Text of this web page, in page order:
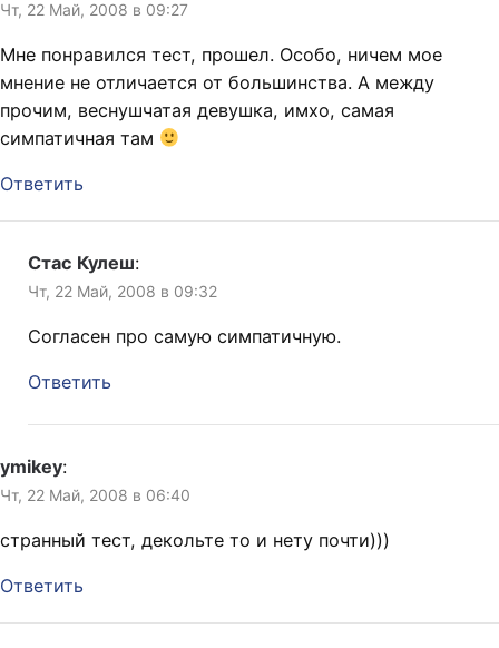
Чт, 22 Май, 2008 в 09:27
Мне понравился тест, прошел. Особо, ничем мое
мнение не отличается от большинства. А между
прочим, веснушчатая девушка, имхо, самая
симпатичная там
Ответить
Стас Кулеш:
Чт, 22 Май, 2008 в 09:32
Согласен про самую симпатичную.
Ответить
ymikey:
Чт, 22 Май, 2008 в 06:40
странный тест, декольте то и нету почти)))
Ответить